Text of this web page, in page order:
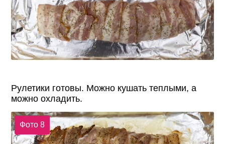
Рулетики готовы. Можно кушать теплыми, а
можно охладить.
Фото 8